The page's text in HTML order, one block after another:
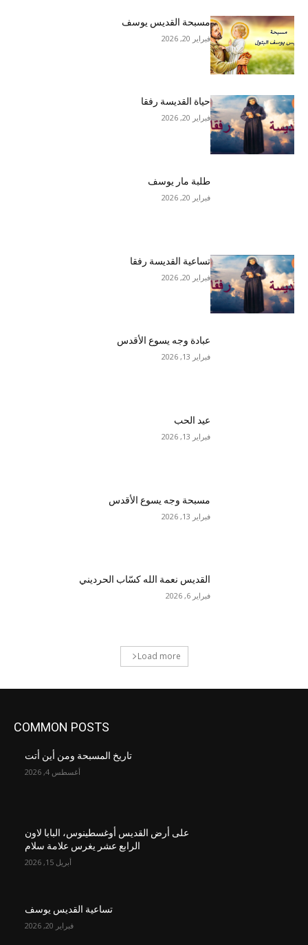
مسبحة القديس يوسف
فبراير 20, 2026
حياة القديسة رفقا
فبراير 20, 2026
طلبة مار يوسف
فبراير 20, 2026
تساعية القديسة رفقا
فبراير 20, 2026
عبادة وجه يسوع الأقدس
فبراير 13, 2026
عيد الحب
فبراير 13, 2026
مسبحة وجه يسوع الأقدس
فبراير 13, 2026
القديس نعمة الله كسّاب الحرديني
فبراير 6, 2026
Load more
COMMON POSTS
تاريخ المسبحة ومن أين أتت
أغسطس 4, 2026
على أرض القديس أوغسطينوس، البابا لاون
الرابع عشر يغرس علامة سلام
أبريل 15, 2026
تساعية القديس يوسف
فبراير 20, 2026